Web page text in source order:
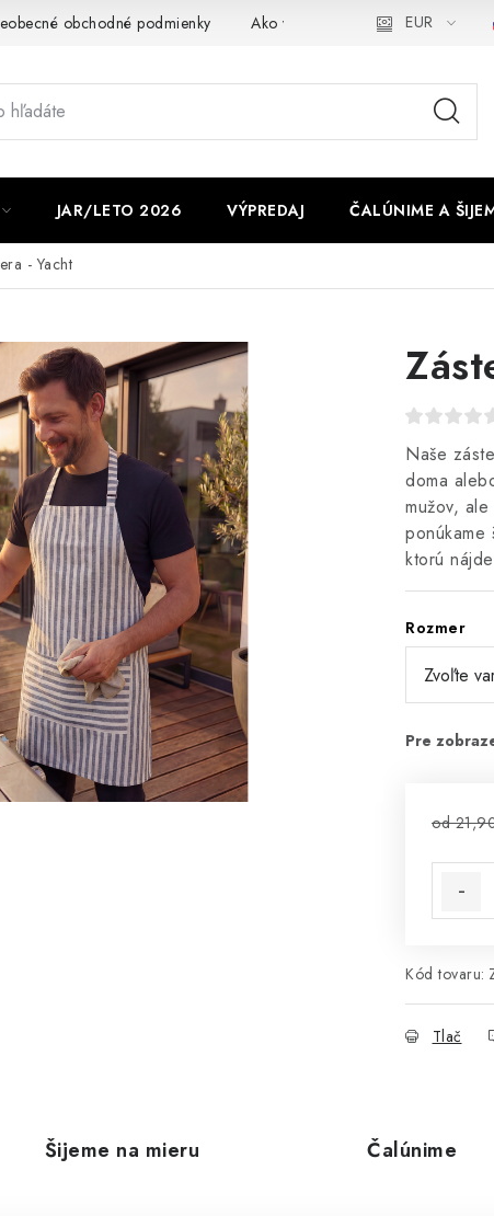
obchodné podmienky Ako využíváme cookiesEUR
JAR/LETO 2026 VÝPREDAJ ČALÚNIME A
- Yacht
Naše
doma
mužov,
ponúkame
ktorú
Rozmer
od
Kód tovaru:
Tlač
Šijeme na mieru Čalúnime